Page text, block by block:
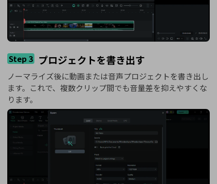
Step 3 プロジェクトを書き出す
ノーマライズ後に動画または音声プロジェクトを書き出し
ます。これで、複数クリップ間でも音量差を抑えやすくな
ります。